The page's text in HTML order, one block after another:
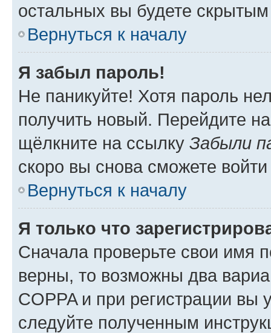
остальных вы будете
Вернуться к началу
Я забыл пароль!
Не паникуйте! Хотя пароль
получить новый. Перейдите
щёлкните на ссылку Забыли
скоро вы снова сможете
Вернуться к началу
Я только что
Сначала проверьте свои имя
верны, то возможны два
COPPA и при регистрации вы
следуйте полученным